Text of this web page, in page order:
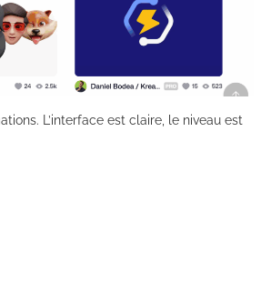
L’interface est claire, le niveau est